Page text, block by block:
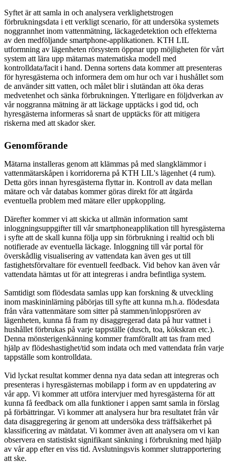
Syftet är att samla in och analysera verklighetstrogen
förbrukningsdata i ett verkligt scenario, för att undersöka systemets
noggrannhet inom vattenmätning, läckagedetektion och effekterna
av den medföljande smartphone-applikationen. KTH LIL
utformning av lägenheten rörsystem öppnar upp möjligheten för vårt
system att lära upp mätarnas matematiska modell med
kontrolldata/facit i hand. Denna sortens data kommer att presenteras
för hyresgästerna och informera dem om hur och var i hushållet som
de använder sitt vatten, och målet blir i slutändan att öka deras
medvetenhet och sänka förbrukningen. Ytterligare en följdverkan av
vår noggranna mätning är att läckage upptäcks i god tid, och
hyresgästerna informeras så snart de upptäcks för att mitigera
riskerna med att skador sker.
Genomförande
Mätarna installeras genom att klämmas på med slangklämmor i
vattenmätarskåpen i korridorerna på KTH LIL's lägenhet (4 rum).
Detta görs innan hyresgästerna flyttar in. Kontroll av data mellan
mätare och vår databas kommer göras direkt för att åtgärda
eventuella problem med mätare eller uppkoppling.
Därefter kommer vi att skicka ut allmän information samt
inloggningsuppgifter till vår smartphoneapplikation till hyresgästerna
i syfte att de skall kunna följa upp sin förbrukning i realtid och bli
notifierade av eventuella läckage. Inloggning till vår portal för
överskådlig visualisering av vattendata kan även ges ut till
fastighetsförvaltare för eventuell feedback. Vid behov kan även vår
vattendata hämtas ut för att integreras i andra befintliga system.
Samtidigt som flödesdata samlas upp kan forskning & utveckling
inom maskininlärning påbörjas till syfte att kunna m.h.a. flödesdata
från våra vattenmätare som sitter på stammen/inloppsrören av
lägenheten, kunna få fram ny disaggregerad data på hur vattnet i
hushållet förbrukas på varje tappställe (dusch, toa, kökskran etc.).
Denna mönsterigenkänning kommer framförallt att tas fram med
hjälp av flödeshastighet/tid som indata och med vattendata från varje
tappställe som kontrolldata.
Vid lyckat resultat kommer denna nya data sedan att integreras och
presenteras i hyresgästernas mobilapp i form av en uppdatering av
vår app. Vi kommer att utföra intervjuer med hyresgästerna för att
kunna få feedback om alla funktioner i appen samt samla in förslag
på förbättringar. Vi kommer att analysera hur bra resultatet från vår
data disaggregering är genom att undersöka dess träffsäkerhet på
klassificering av mätdatat. Vi kommer även att analysera om vi kan
observera en statistiskt signifikant sänkning i förbrukning med hjälp
av vår app efter en viss tid. Avslutningsvis kommer slutrapportering
att ske.